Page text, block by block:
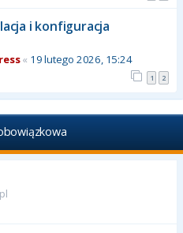
i konfiguracja
« 19 lutego 2026, 15:24
1 2